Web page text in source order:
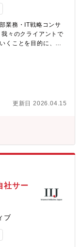
で構成されており、
す。案件対応は基本
働しています。?入社
画像解析や自動検査
を組み、少しずつ業
す?業務のスタイル技
じて）を行い、柔軟
場合) 残業10時間程
昼食（社員食堂）
社
業務・IT戦略コンサ
々のクライアントで
くことを目的に、新
加価値を提供できる
行していける方をお
容>・業界を問わず
組織課題を明らかに
のための具体的な解
をITに理解のある業務
ドマップを示すとと
、その実現までリー
】<プロジェクト例
討、及び実行支援・
、及び集約化支援・
とその定着支援・基
び業務設計支援・非
商品企画開発プロセ
スト構造改革支援・
記の他、多数支援実
ス】・民間企業だけ
更新日 2026.04.15
社サー
ブ